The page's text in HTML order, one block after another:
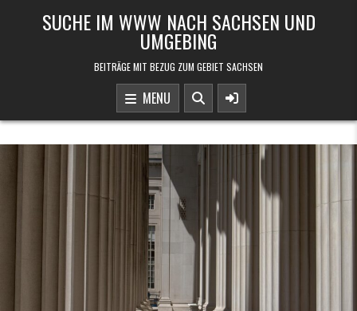
SUCHE IM WWW NACH SACHSEN UND
UMGEBING
BEITRÄGE MIT BEZUG ZUM GEBIET SACHSEN
MENU